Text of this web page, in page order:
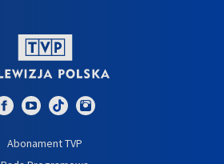
Abonament TVP